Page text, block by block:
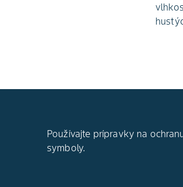
Používajte prípravky na
symboly.